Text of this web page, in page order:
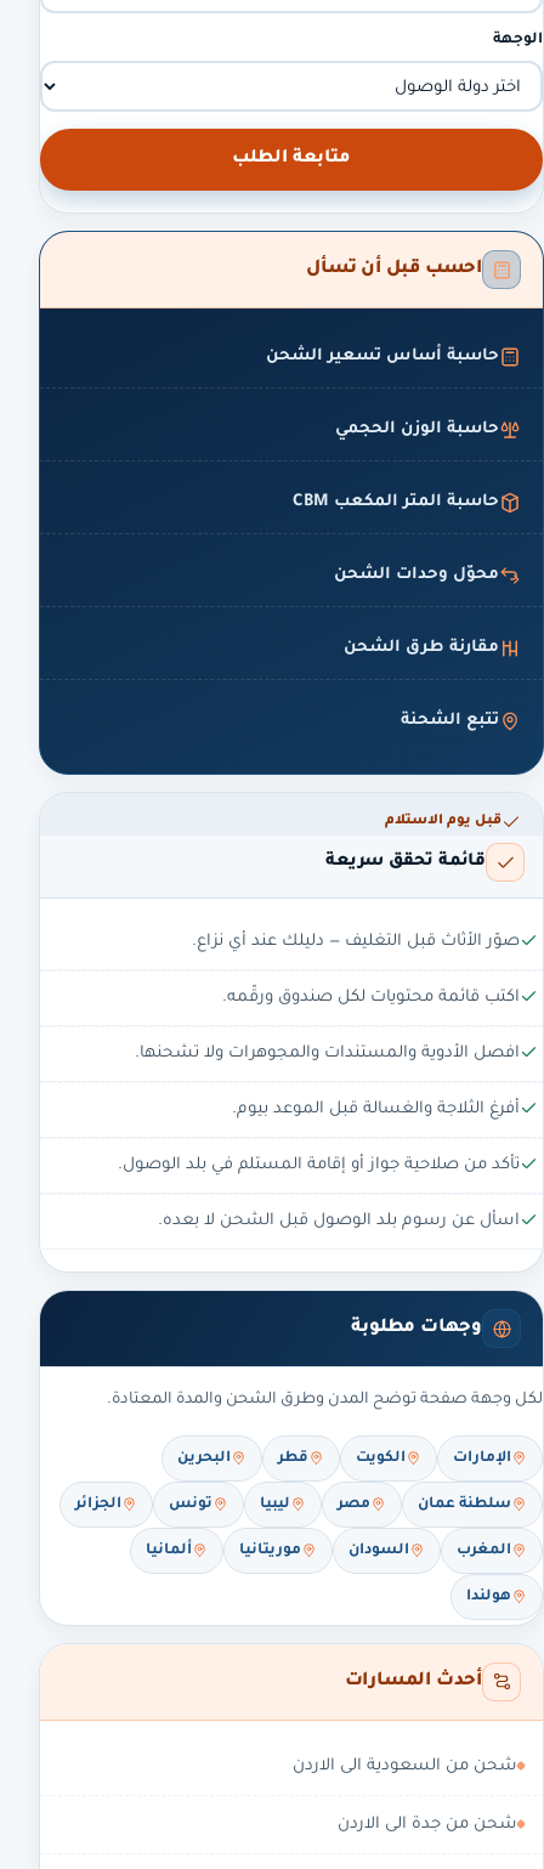
الوجهة
متابعة الطلب
احسب قبل أن تسأل
حاسبة أساس تسعير الشحن
حاسبة الوزن الحجمي
حاسبة المتر المكعب CBM
محوّل وحدات الشحن
مقارنة طرق الشحن
تتبع الشحنة
قبل يوم الاستلام
قائمة تحقق سريعة
صوّر الأثاث قبل التغليف — دليلك عند أي نزاع.
اكتب قائمة محتويات لكل صندوق ورقّمه.
افصل الأدوية والمستندات والمجوهرات ولا تشحنها.
أفرغ الثلاجة والغسالة قبل الموعد بيوم.
تأكد من صلاحية جواز أو إقامة المستلم في بلد الوصول.
اسأل عن رسوم بلد الوصول قبل الشحن لا بعده.
وجهات مطلوبة
لكل وجهة صفحة توضح المدن وطرق الشحن والمدة المعتادة.
الإمارات الكويت قطر البحرين
سلطنة عمان مصر ليبيا تونس الجزائر
المغرب السودان موريتانيا ألمانيا
هولندا
أحدث المسارات
شحن من السعودية الى الاردن
شحن من جدة الى الاردن